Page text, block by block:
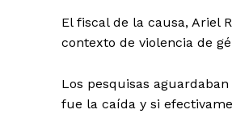
El fiscal de la causa, Ariel
contexto de violencia de
Los pesquisas
fue la caída y si